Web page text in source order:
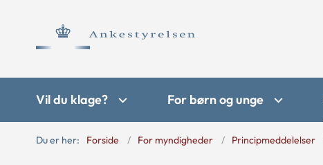
Vil du klage? For børn og unge
Du er her: Forside For myndigheder Principmeddelelser